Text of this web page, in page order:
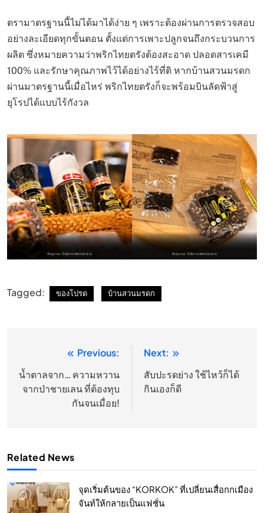
ตรามาตรฐานนี้ไม่ได้มาได้ง่าย ๆ เพราะต้องผ่านการตรวจสอบ
อย่างละเอียดทุกขั้นตอน ตั้งแต่การเพาะปลูกจนถึงกระบวนการ
ผลิต ซึ่งหมายความว่าพริกไทยตรังต้องสะอาด ปลอดสารเคมี
100% และรักษาคุณภาพไว้ได้อย่างไร้ที่ติ หากบ้านสวนมรดก
ผ่านมาตรฐานนี้เมื่อไหร่ พริกไทยตรังก็จะพร้อมบินลัดฟ้าสู่
ยุโรปได้แบบไร้กังวล
Tagged: ของโปรด บ้านสวนมรดก
แนะแนว
เรื่อง
Previous:
นํ้าตาลจาก… ความหวาน
จากป่าชายเลน ที่ต้องทุบ
กันจนเมื่อย!
Next:
สับปะรดย่าง ใช้ไหว้ก็ได้
กินเองก็ดี
Related News
จุดเริ่มต้นของ “KORKOK” ที่เปลี่ยนเสื่อกกเมือง
จันท์ให้กลายเป็นแฟชั่น